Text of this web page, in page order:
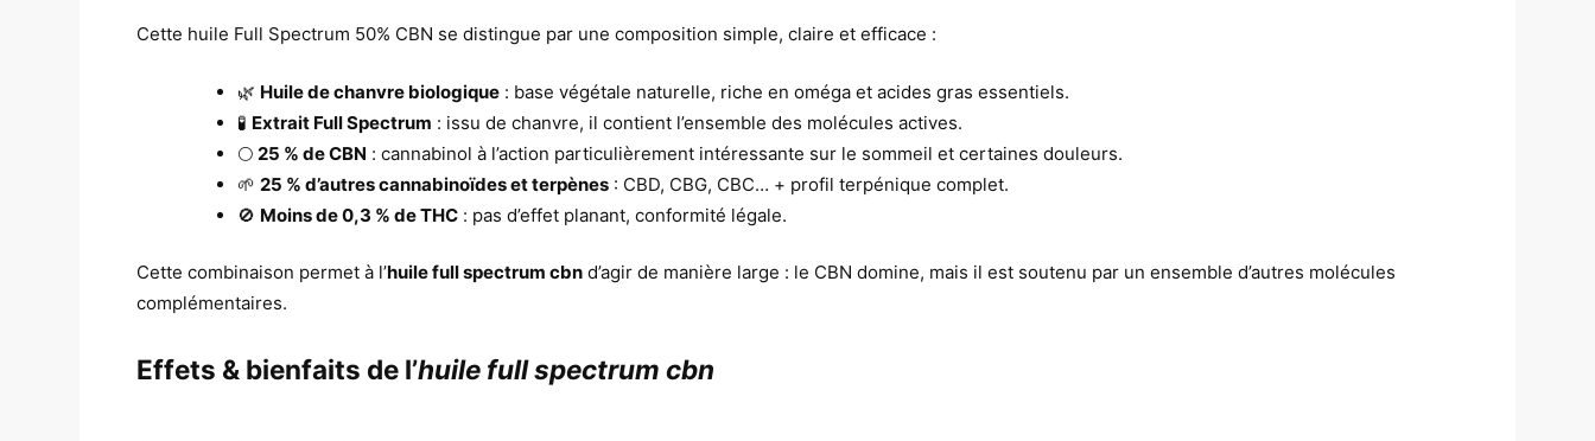
Cette huile Full Spectrum 50% CBN se distingue par une composition simple, claire et efficace :
🌿 Huile de chanvre biologique : base végétale naturelle, riche en oméga et acides gras essentiels.
🧪 Extrait Full Spectrum : issu de chanvre, il contient l’ensemble des molécules actives.
🌕 25 % de CBN : cannabinol à l’action particulièrement intéressante sur le sommeil et certaines douleurs.
🌱 25 % d’autres cannabinoïdes et terpènes : CBD, CBG, CBC… + profil terpénique complet.
🚫 Moins de 0,3 % de THC : pas d’effet planant, conformité légale.
Cette combinaison permet à l’huile full spectrum cbn d’agir de manière large : le CBN domine, mais il est soutenu par un ensemble d’autres molécules
complémentaires.
Effets & bienfaits de l’huile full spectrum cbn